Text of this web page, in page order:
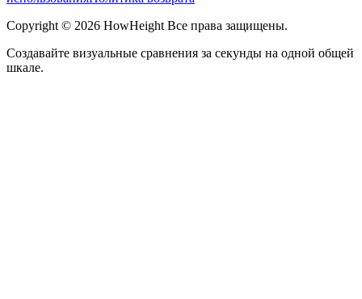
Copyright © 2026 HowHeight Все права защищены.
Создавайте визуальные сравнения за секунды на одной общей
шкале.